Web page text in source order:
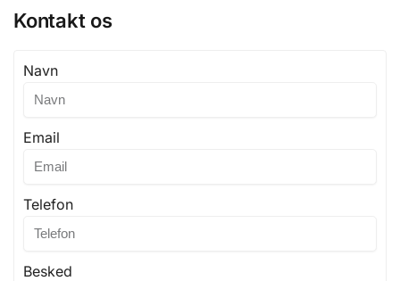
Kontakt os
Navn
Email
Telefon
Besked